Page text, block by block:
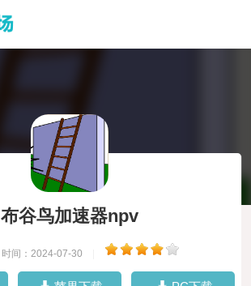
布谷鸟加速器npv
时间：2024-07-30